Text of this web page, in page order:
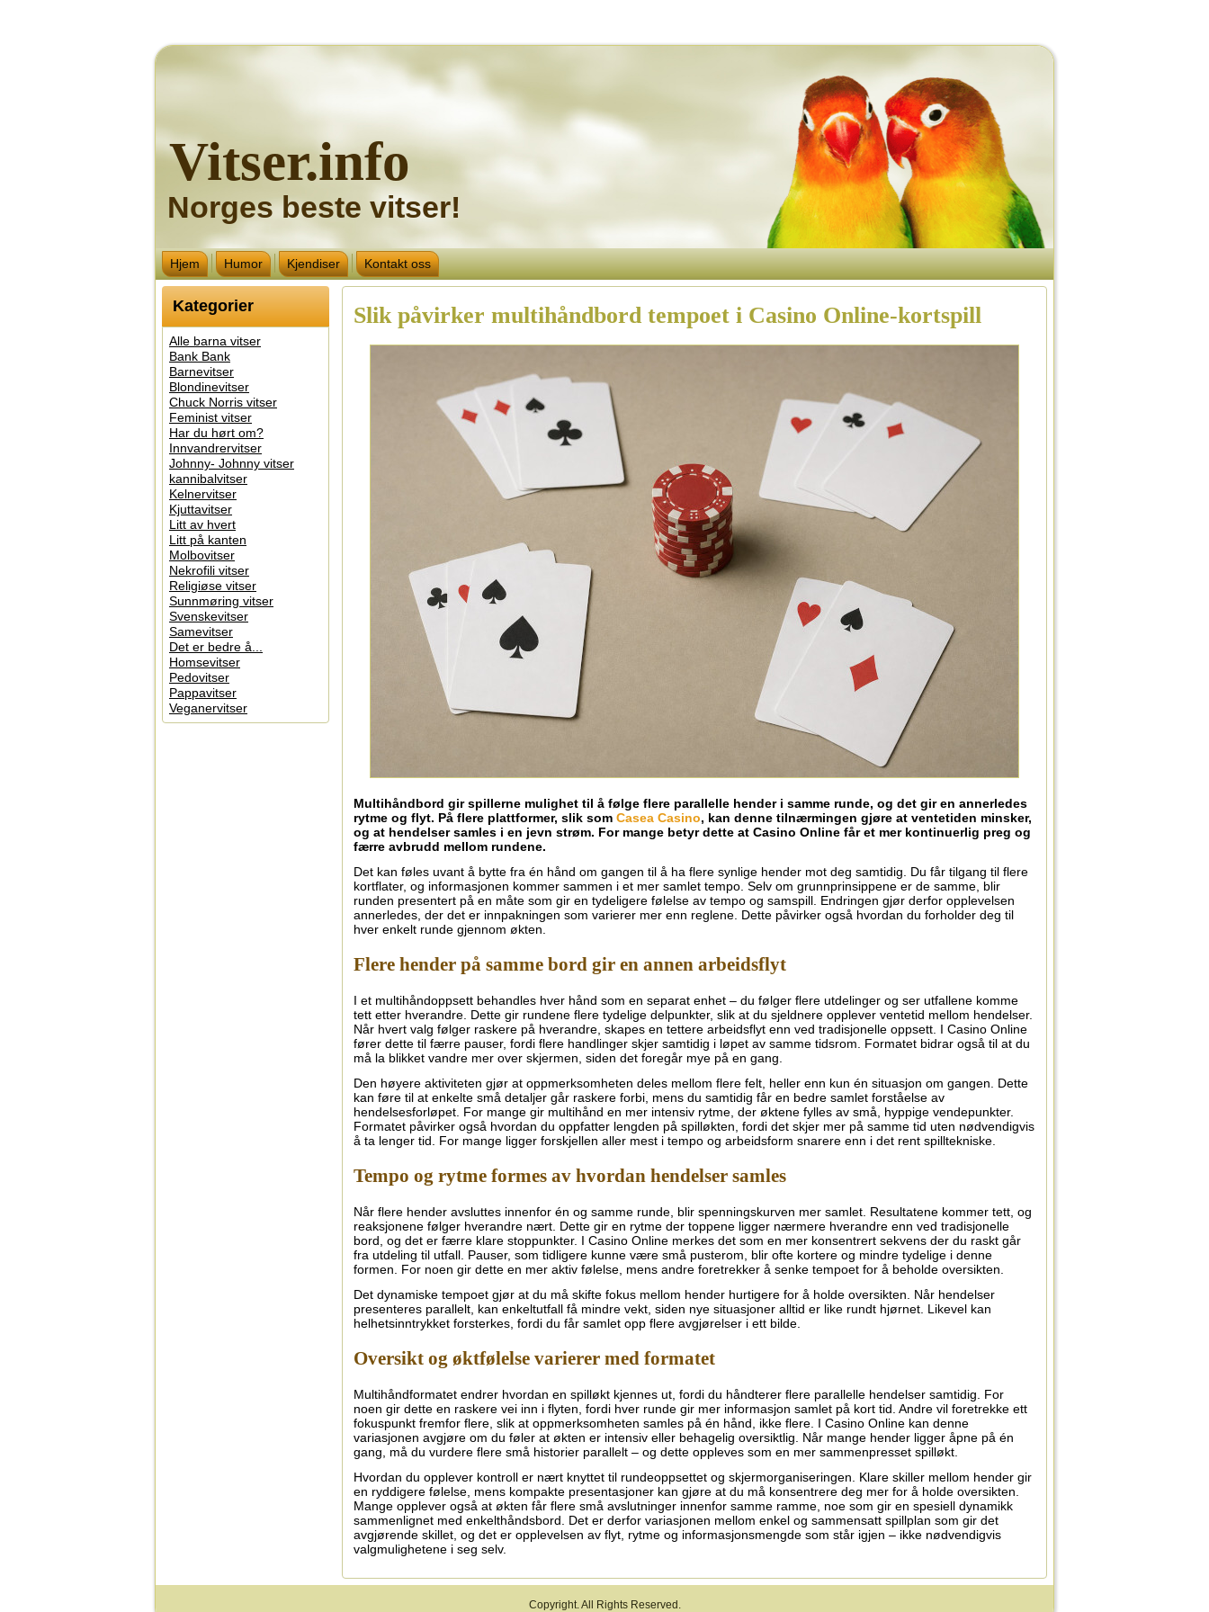
Vitser.info
Norges beste vitser!
Hjem Humor Kjendiser Kontakt oss
Kategorier
Alle barna vitser
Bank Bank
Barnevitser
Blondinevitser
Chuck Norris vitser
Feminist vitser
Har du hørt om?
Innvandrervitser
Johnny- Johnny vitser
kannibalvitser
Kelnervitser
Kjuttavitser
Litt av hvert
Litt på kanten
Molbovitser
Nekrofili vitser
Religiøse vitser
Sunnmøring vitser
Svenskevitser
Samevitser
Det er bedre å...
Homsevitser
Pedovitser
Pappavitser
Veganervitser
Slik påvirker multihåndbord tempoet i Casino Online-kortspill
Multihåndbord gir spillerne mulighet til å følge flere parallelle hender i samme runde, og det gir en annerledes
rytme og flyt. På flere plattformer, slik som Casea Casino, kan denne tilnærmingen gjøre at ventetiden minsker,
og at hendelser samles i en jevn strøm. For mange betyr dette at Casino Online får et mer kontinuerlig preg og
færre avbrudd mellom rundene.
Det kan føles uvant å bytte fra én hånd om gangen til å ha flere synlige hender mot deg samtidig. Du får tilgang til flere
kortflater, og informasjonen kommer sammen i et mer samlet tempo. Selv om grunnprinsippene er de samme, blir
runden presentert på en måte som gir en tydeligere følelse av tempo og samspill. Endringen gjør derfor opplevelsen
annerledes, der det er innpakningen som varierer mer enn reglene. Dette påvirker også hvordan du forholder deg til
hver enkelt runde gjennom økten.
Flere hender på samme bord gir en annen arbeidsflyt
I et multihåndoppsett behandles hver hånd som en separat enhet – du følger flere utdelinger og ser utfallene komme
tett etter hverandre. Dette gir rundene flere tydelige delpunkter, slik at du sjeldnere opplever ventetid mellom hendelser.
Når hvert valg følger raskere på hverandre, skapes en tettere arbeidsflyt enn ved tradisjonelle oppsett. I Casino Online
fører dette til færre pauser, fordi flere handlinger skjer samtidig i løpet av samme tidsrom. Formatet bidrar også til at du
må la blikket vandre mer over skjermen, siden det foregår mye på en gang.
Den høyere aktiviteten gjør at oppmerksomheten deles mellom flere felt, heller enn kun én situasjon om gangen. Dette
kan føre til at enkelte små detaljer går raskere forbi, mens du samtidig får en bedre samlet forståelse av
hendelsesforløpet. For mange gir multihånd en mer intensiv rytme, der øktene fylles av små, hyppige vendepunkter.
Formatet påvirker også hvordan du oppfatter lengden på spilløkten, fordi det skjer mer på samme tid uten nødvendigvis
å ta lenger tid. For mange ligger forskjellen aller mest i tempo og arbeidsform snarere enn i det rent spilltekniske.
Tempo og rytme formes av hvordan hendelser samles
Når flere hender avsluttes innenfor én og samme runde, blir spenningskurven mer samlet. Resultatene kommer tett, og
reaksjonene følger hverandre nært. Dette gir en rytme der toppene ligger nærmere hverandre enn ved tradisjonelle
bord, og det er færre klare stoppunkter. I Casino Online merkes det som en mer konsentrert sekvens der du raskt går
fra utdeling til utfall. Pauser, som tidligere kunne være små pusterom, blir ofte kortere og mindre tydelige i denne
formen. For noen gir dette en mer aktiv følelse, mens andre foretrekker å senke tempoet for å beholde oversikten.
Det dynamiske tempoet gjør at du må skifte fokus mellom hender hurtigere for å holde oversikten. Når hendelser
presenteres parallelt, kan enkeltutfall få mindre vekt, siden nye situasjoner alltid er like rundt hjørnet. Likevel kan
helhetsinntrykket forsterkes, fordi du får samlet opp flere avgjørelser i ett bilde.
Oversikt og øktfølelse varierer med formatet
Multihåndformatet endrer hvordan en spilløkt kjennes ut, fordi du håndterer flere parallelle hendelser samtidig. For
noen gir dette en raskere vei inn i flyten, fordi hver runde gir mer informasjon samlet på kort tid. Andre vil foretrekke ett
fokuspunkt fremfor flere, slik at oppmerksomheten samles på én hånd, ikke flere. I Casino Online kan denne
variasjonen avgjøre om du føler at økten er intensiv eller behagelig oversiktlig. Når mange hender ligger åpne på én
gang, må du vurdere flere små historier parallelt – og dette oppleves som en mer sammenpresset spilløkt.
Hvordan du opplever kontroll er nært knyttet til rundeoppsettet og skjermorganiseringen. Klare skiller mellom hender gir
en ryddigere følelse, mens kompakte presentasjoner kan gjøre at du må konsentrere deg mer for å holde oversikten.
Mange opplever også at økten får flere små avslutninger innenfor samme ramme, noe som gir en spesiell dynamikk
sammenlignet med enkelthåndsbord. Det er derfor variasjonen mellom enkel og sammensatt spillplan som gir det
avgjørende skillet, og det er opplevelsen av flyt, rytme og informasjonsmengde som står igjen – ikke nødvendigvis
valgmulighetene i seg selv.
Copyright. All Rights Reserved.